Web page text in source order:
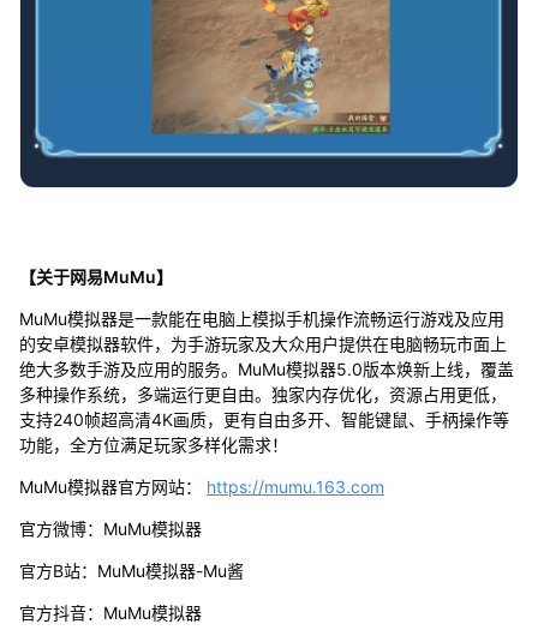
【关于网易MuMu】
MuMu模拟器是一款能在电脑上模拟手机操作流畅运行游戏及应用
的安卓模拟器软件，为手游玩家及大众用户提供在电脑畅玩市面上
绝大多数手游及应用的服务。MuMu模拟器5.0版本焕新上线，覆盖
多种操作系统，多端运行更自由。独家内存优化，资源占用更低，
支持240帧超高清4K画质，更有自由多开、智能键鼠、手柄操作等
功能，全方位满足玩家多样化需求！
MuMu模拟器官方网站： https://mumu.163.com
官方微博：MuMu模拟器
官方B站：MuMu模拟器-Mu酱
官方抖音：MuMu模拟器